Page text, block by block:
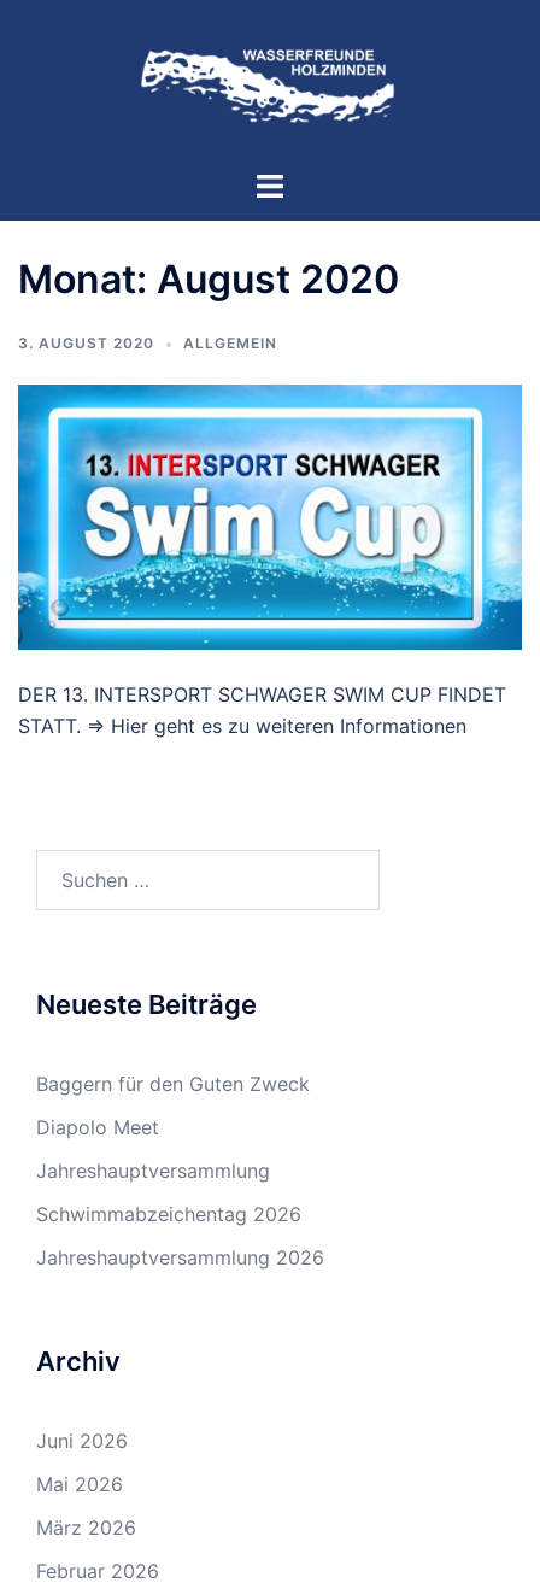
Menü
Monat: August 2020
3. AUGUST 2020 ALLGEMEIN
DER 13. INTERSPORT SCHWAGER SWIM CUP FINDET
STATT. => Hier geht es zu weiteren Informationen
Neueste Beiträge
Baggern für den Guten Zweck
Diapolo Meet
Jahreshauptversammlung
Schwimmabzeichentag 2026
Jahreshauptversammlung 2026
Archiv
Juni 2026
Mai 2026
März 2026
Februar 2026